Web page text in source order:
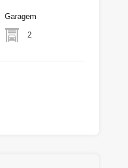
Garagem
2